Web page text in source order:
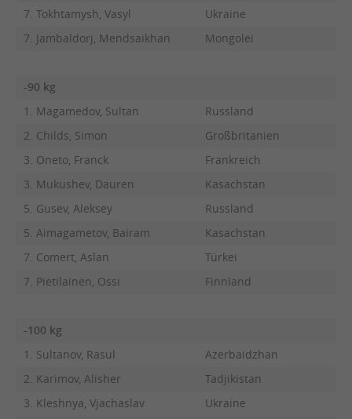
7. Tokhtamysh, Vasyl
Ukraine
7. Jambaldorj, Mendsaikhan
Mongolei
-90 kg
1. Magamedov, Sultan
Russland
2. Childs, Simon
Großbritanien
3. Oneto, Franck
Frankreich
3. Mukushev, Dauren
Kasachstan
5. Gusev, Aleksey
Russland
5. Aimagametov, Bairam
Kasachstan
7. Comert, Aslan
Türkei
7. Pietilainen, Ossi
Finnland
-100 kg
1. Sultanov, Rasul
Azerbaidzhan
2. Karimov, Alisher
Tadjikistan
3. Kleshnya, Vjachaslav
Ukraine